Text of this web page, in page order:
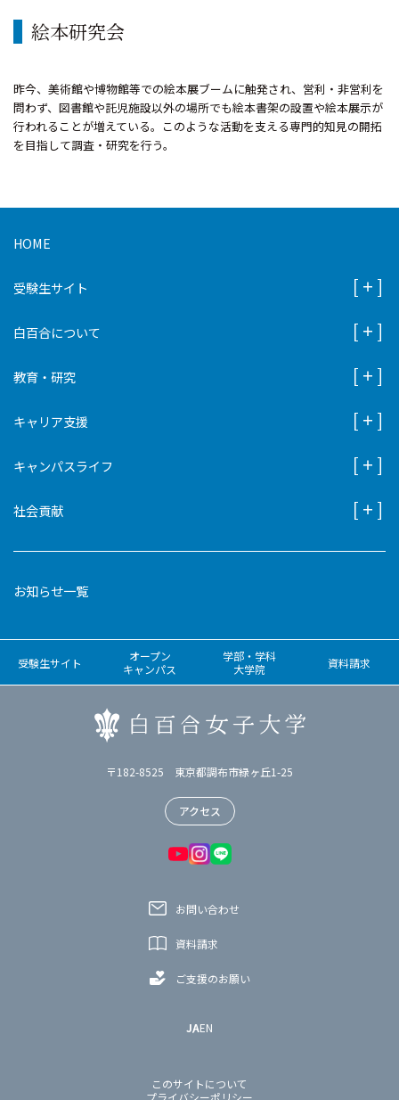
絵本研究会
昨今、美術館や博物館等での絵本展ブームに触発され、営利・非営利を
問わず、図書館や託児施設以外の場所でも絵本書架の設置や絵本展示が
行われることが増えている。このような活動を支える専門的知見の開拓
を目指して調査・研究を行う。
HOME
受験生サイト
白百合について
教育・研究
キャリア支援
キャンパスライフ
社会貢献
お知らせ一覧
受験生サイト
オープン
キャンパス
学部・学科
大学院
資料請求
〒182-8525 東京都調布市緑ヶ丘1-25
アクセス
お問い合わせ
資料請求
ご支援のお願い
JAEN
このサイトについて
プライバシーポリシー